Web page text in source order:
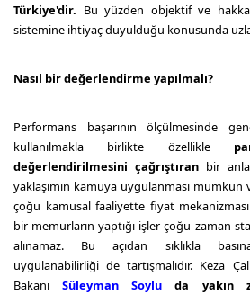
Türkiye'dir. Bu yüzden objektif ve
sistemine ihtiyaç duyulduğu konusunda
Nasıl bir değerlendirme yapılmalı?
Performans başarının ölçülmesinde
kullanılmakla birlikte özellikle
değerlendirilmesini çağrıştıran bir
yaklaşımın kamuya uygulanması mümkün
çoğu kamusal faaliyette fiyat
bir memurların yaptığı işler çoğu zaman
alınamaz. Bu açıdan sıklıkla
uygulanabilirliği de tartışmalıdır. Keza
BakanıSüleyman Soylu da yakın